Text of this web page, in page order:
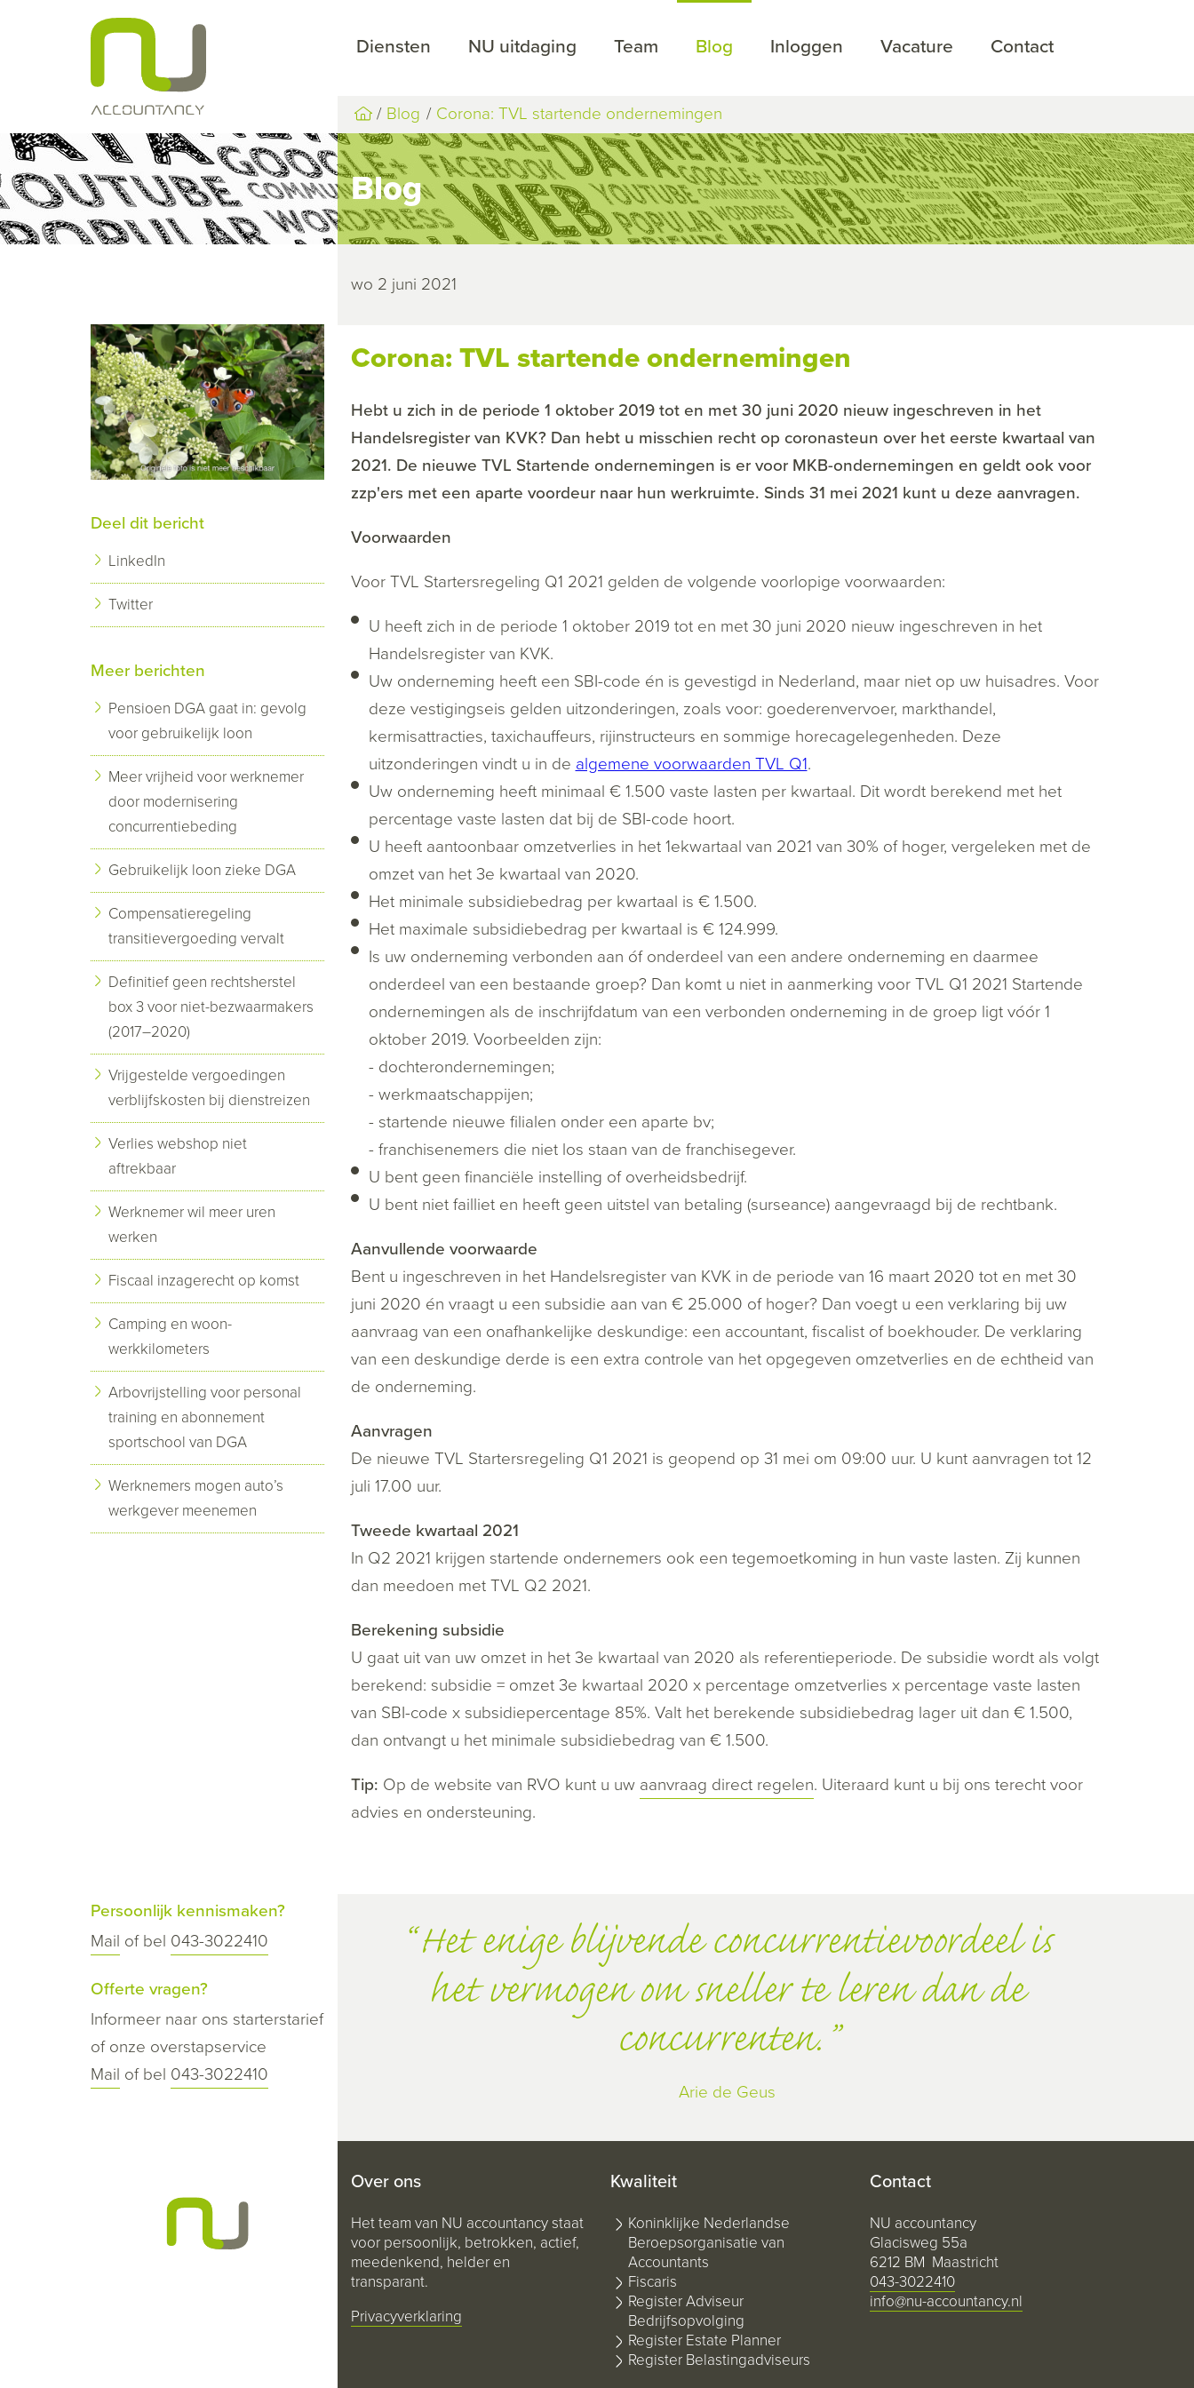
Diensten NU uitdaging Team Blog Inloggen Vacature Contact
Blog Corona: TVL startende ondernemingen
Blog
wo 2 juni 2021
Corona: TVL startende ondernemingen
Hebt u zich in de periode 1 oktober 2019 tot en met 30 juni 2020 nieuw ingeschreven in het
Handelsregister van KVK? Dan hebt u misschien recht op coronasteun over het eerste kwartaal van
2021. De nieuwe TVL Startende ondernemingen is er voor MKB-ondernemingen en geldt ook voor
zzp'ers met een aparte voordeur naar hun werkruimte. Sinds 31 mei 2021 kunt u deze aanvragen.
Voorwaarden
Voor TVL Startersregeling Q1 2021 gelden de volgende voorlopige voorwaarden:
U heeft zich in de periode 1 oktober 2019 tot en met 30 juni 2020 nieuw ingeschreven in het
Handelsregister van KVK.
Uw onderneming heeft een SBI-code én is gevestigd in Nederland, maar niet op uw huisadres. Voor
deze vestigingseis gelden uitzonderingen, zoals voor: goederenvervoer, markthandel,
kermisattracties, taxichauffeurs, rijinstructeurs en sommige horecagelegenheden. Deze
uitzonderingen vindt u in de algemene voorwaarden TVL Q1.
Uw onderneming heeft minimaal € 1.500 vaste lasten per kwartaal. Dit wordt berekend met het
percentage vaste lasten dat bij de SBI-code hoort.
U heeft aantoonbaar omzetverlies in het 1ekwartaal van 2021 van 30% of hoger, vergeleken met de
omzet van het 3e kwartaal van 2020.
Het minimale subsidiebedrag per kwartaal is € 1.500.
Het maximale subsidiebedrag per kwartaal is € 124.999.
Is uw onderneming verbonden aan óf onderdeel van een andere onderneming en daarmee
onderdeel van een bestaande groep? Dan komt u niet in aanmerking voor TVL Q1 2021 Startende
ondernemingen als de inschrijfdatum van een verbonden onderneming in de groep ligt vóór 1
oktober 2019. Voorbeelden zijn:
- dochterondernemingen;
- werkmaatschappijen;
- startende nieuwe filialen onder een aparte bv;
- franchisenemers die niet los staan van de franchisegever.
U bent geen financiële instelling of overheidsbedrijf.
U bent niet failliet en heeft geen uitstel van betaling (surseance) aangevraagd bij de rechtbank.
Aanvullende voorwaarde
Bent u ingeschreven in het Handelsregister van KVK in de periode van 16 maart 2020 tot en met 30
juni 2020 én vraagt u een subsidie aan van € 25.000 of hoger? Dan voegt u een verklaring bij uw
aanvraag van een onafhankelijke deskundige: een accountant, fiscalist of boekhouder. De verklaring
van een deskundige derde is een extra controle van het opgegeven omzetverlies en de echtheid van
de onderneming.
Aanvragen
De nieuwe TVL Startersregeling Q1 2021 is geopend op 31 mei om 09:00 uur. U kunt aanvragen tot 12
juli 17.00 uur.
Tweede kwartaal 2021
In Q2 2021 krijgen startende ondernemers ook een tegemoetkoming in hun vaste lasten. Zij kunnen
dan meedoen met TVL Q2 2021.
Berekening subsidie
U gaat uit van uw omzet in het 3e kwartaal van 2020 als referentieperiode. De subsidie wordt als volgt
berekend: subsidie = omzet 3e kwartaal 2020 x percentage omzetverlies x percentage vaste lasten
van SBI-code x subsidiepercentage 85%. Valt het berekende subsidiebedrag lager uit dan € 1.500,
dan ontvangt u het minimale subsidiebedrag van € 1.500.
Tip: Op de website van RVO kunt u uw aanvraag direct regelen. Uiteraard kunt u bij ons terecht voor
advies en ondersteuning.
Deel dit bericht
LinkedIn
Twitter
Meer berichten
Pensioen DGA gaat in: gevolg
voor gebruikelijk loon
Meer vrijheid voor werknemer
door modernisering
concurrentiebeding
Gebruikelijk loon zieke DGA
Compensatieregeling
transitievergoeding vervalt
Definitief geen rechtsherstel
box 3 voor niet-bezwaarmakers
(2017–2020)
Vrijgestelde vergoedingen
verblijfskosten bij dienstreizen
Verlies webshop niet
aftrekbaar
Werknemer wil meer uren
werken
Fiscaal inzagerecht op komst
Camping en woon-
werkkilometers
Arbovrijstelling voor personal
training en abonnement
sportschool van DGA
Werknemers mogen auto’s
werkgever meenemen
Persoonlijk kennismaken?
Mail of bel 043-3022410
Offerte vragen?
Informeer naar ons starterstarief
of onze overstapservice
Mail of bel 043-3022410
Het enige blijvende concurrentievoordeel is
het vermogen om sneller te leren dan de
concurrenten.
Arie de Geus
Over ons
Het team van NU accountancy staat
voor persoonlijk, betrokken, actief,
meedenkend, helder en
transparant.
Privacyverklaring
Kwaliteit
Koninklijke Nederlandse
Beroepsorganisatie van
Accountants
Fiscaris
Register Adviseur
Bedrijfsopvolging
Register Estate Planner
Register Belastingadviseurs
Contact
NU accountancy
Glacisweg 55a
6212 BM Maastricht
043-3022410
info@nu-accountancy.nl